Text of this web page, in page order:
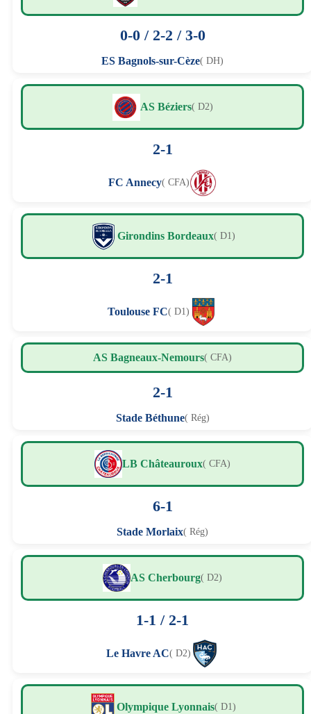
0-0 / 2-2 / 3-0
ES Bagnols-sur-Cèze( DH)
AS Béziers( D2)
2-1
FC Annecy( CFA)
Girondins Bordeaux( D1)
2-1
Toulouse FC( D1)
AS Bagneaux-Nemours( CFA)
2-1
Stade Béthune( Rég)
LB Châteauroux( CFA)
6-1
Stade Morlaix( Rég)
AS Cherbourg( D2)
1-1 / 2-1
Le Havre AC( D2)
Olympique Lyonnais( D1)